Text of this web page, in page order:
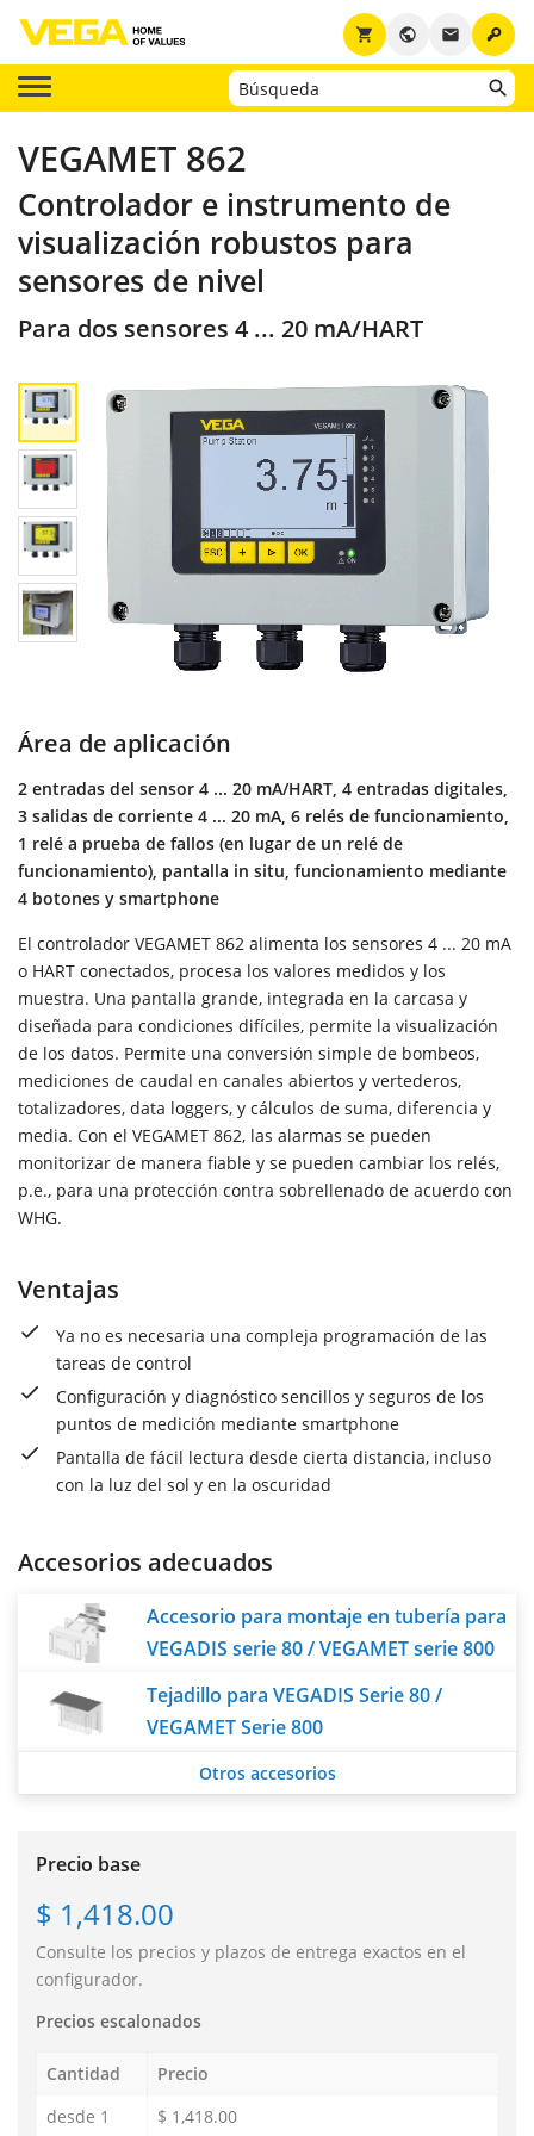
key
email
public
shopping_cart
VEGAMET 862
Controlador e instrumento de
visualización robustos para
sensores de nivel
Para dos sensores 4 ... 20 mA/HART
Área de aplicación
2 entradas del sensor 4 ... 20 mA/HART, 4 entradas digitales,
3 salidas de corriente 4 ... 20 mA, 6 relés de funcionamiento,
1 relé a prueba de fallos (en lugar de un relé de
funcionamiento), pantalla in situ, funcionamiento mediante
4 botones y smartphone
El controlador VEGAMET 862 alimenta los sensores 4 ... 20 mA
o HART conectados, procesa los valores medidos y los
muestra. Una pantalla grande, integrada en la carcasa y
diseñada para condiciones difíciles, permite la visualización
de los datos. Permite una conversión simple de bombeos,
mediciones de caudal en canales abiertos y vertederos,
totalizadores, data loggers, y cálculos de suma, diferencia y
media. Con el VEGAMET 862, las alarmas se pueden
monitorizar de manera fiable y se pueden cambiar los relés,
p.e., para una protección contra sobrellenado de acuerdo con
WHG.
Ventajas
Ya no es necesaria una compleja programación de las
tareas de control
Configuración y diagnóstico sencillos y seguros de los
puntos de medición mediante smartphone
Pantalla de fácil lectura desde cierta distancia, incluso
con la luz del sol y en la oscuridad
Accesorios adecuados
Accesorio para montaje en tubería para
VEGADIS serie 80 / VEGAMET serie 800
Tejadillo para VEGADIS Serie 80 /
VEGAMET Serie 800
Otros accesorios
Precio base
$ 1,418.00
Consulte los precios y plazos de entrega exactos en el
configurador.
Precios escalonados
Cantidad
Precio
desde 1
$ 1,418.00